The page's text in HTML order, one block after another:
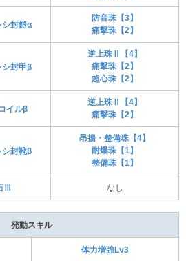
シ封鎧α
防音珠【3】
痛撃珠【2】
シ封甲β
逆上珠Ⅱ【4】
痛撃珠【2】
超心珠【2】
イルβ
逆上珠Ⅱ【4】
痛撃珠【2】
シ封靴β
昂揚・整備珠【4】
耐爆珠【1】
整備珠【1】
Ⅲ なし
発動スキル
体力増強Lv3